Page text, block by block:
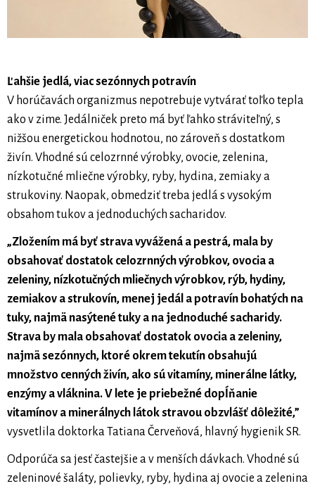
Ľahšie jedlá, viac sezónnych potravín
V horúčavách organizmus nepotrebuje vytvárať toľko tepla
ako v zime. Jedálniček preto má byť ľahko stráviteľný, s
nižšou energetickou hodnotou, no zároveň s dostatkom
živín. Vhodné sú celozrnné výrobky, ovocie, zelenina,
nízkotučné mliečne výrobky, ryby, hydina, zemiaky a
strukoviny. Naopak, obmedziť treba jedlá s vysokým
obsahom tukov a jednoduchých sacharidov.
„Zložením má byť strava vyvážená a pestrá, mala by
obsahovať dostatok celozrnných výrobkov, ovocia a
zeleniny, nízkotučných mliečnych výrobkov, rýb, hydiny,
zemiakov a strukovín, menej jedál a potravín bohatých na
tuky, najmä nasýtené tuky a na jednoduché sacharidy.
Strava by mala obsahovať dostatok ovocia a zeleniny,
najmä sezónnych, ktoré okrem tekutín obsahujú
množstvo cenných živín, ako sú vitamíny, minerálne látky,
enzýmy a vláknina. V lete je priebežné dopĺňanie
vitamínov a minerálnych látok stravou obzvlášť dôležité,”
vysvetlila doktorka Tatiana Červeňová, hlavný hygienik SR.
Odporúča sa jesť častejšie a v menších dávkach. Vhodné sú
zeleninové šaláty, polievky, ryby, hydina aj ovocie a zelenina